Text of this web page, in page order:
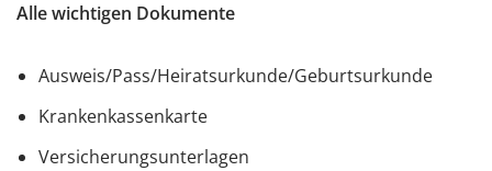
Alle wichtigen Dokumente
Ausweis/Pass/Heiratsurkunde/Geburtsurkunde
Krankenkassenkarte
Versicherungsunterlagen